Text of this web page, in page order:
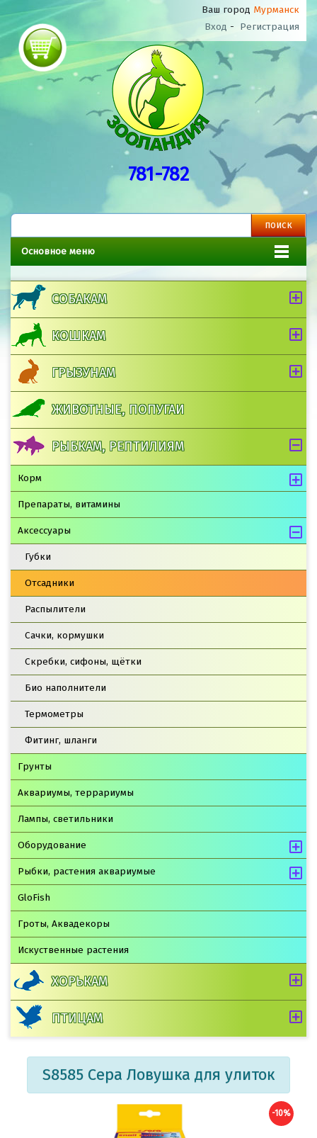
Ваш город Мурманск
Вход - Регистрация
781-782
Основное меню
СОБАКАМ
КОШКАМ
ГРЫЗУНАМ
ЖИВОТНЫЕ, ПОПУГАИ
РЫБКАМ, РЕПТИЛИЯМ
Корм
Препараты, витамины
Аксессуары
Губки
Отсадники
Распылители
Сачки, кормушки
Скребки, сифоны, щётки
Био наполнители
Термометры
Фитинг, шланги
Грунты
Аквариумы, террариумы
Лампы, светильники
Оборудование
Рыбки, растения аквариумые
GloFish
Гроты, Аквадекоры
Искуственные растения
ХОРЬКАМ
ПТИЦАМ
S8585 Сера Ловушка для улиток
-10%